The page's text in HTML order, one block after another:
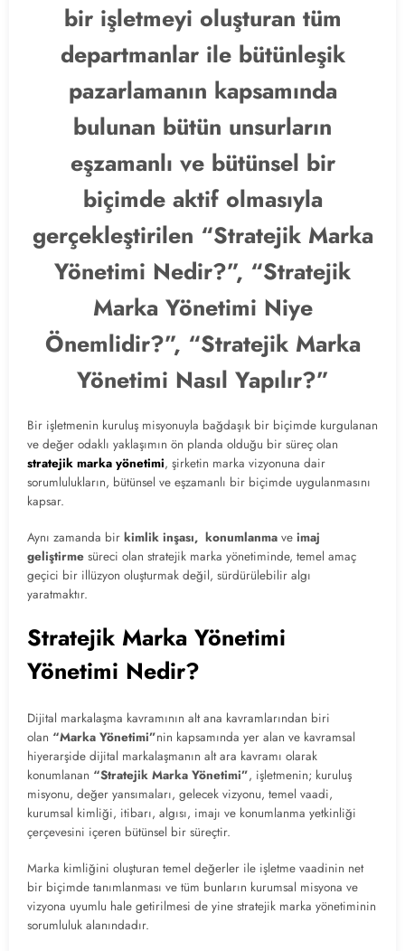
bir işletmeyi oluşturan tüm
departmanlar ile bütünleşik
pazarlamanın kapsamında
bulunan bütün unsurların
eşzamanlı ve bütünsel bir
biçimde aktif olmasıyla
gerçekleştirilen “Stratejik Marka
Yönetimi Nedir?”, “Stratejik
Marka Yönetimi Niye
Önemlidir?”, “Stratejik Marka
Yönetimi Nasıl Yapılır?”
Bir işletmenin kuruluş misyonuyla bağdaşık bir biçimde kurgulanan
ve değer odaklı yaklaşımın ön planda olduğu bir süreç olan
stratejik marka yönetimi, şirketin marka vizyonuna dair
sorumlulukların, bütünsel ve eşzamanlı bir biçimde uygulanmasını
kapsar.
Aynı zamanda bir kimlik inşası, konumlanma ve imaj
geliştirme süreci olan stratejik marka yönetiminde, temel amaç
geçici bir illüzyon oluşturmak değil, sürdürülebilir algı
yaratmaktır.
Stratejik Marka Yönetimi
Yönetimi Nedir?
Dijital markalaşma kavramının alt ana kavramlarından biri
olan “Marka Yönetimi”nin kapsamında yer alan ve kavramsal
hiyerarşide dijital markalaşmanın alt ara kavramı olarak
konumlanan “Stratejik Marka Yönetimi”, işletmenin; kuruluş
misyonu, değer yansımaları, gelecek vizyonu, temel vaadi,
kurumsal kimliği, itibarı, algısı, imajı ve konumlanma yetkinliği
çerçevesini içeren bütünsel bir süreçtir.
Marka kimliğini oluşturan temel değerler ile işletme vaadinin net
bir biçimde tanımlanması ve tüm bunların kurumsal misyona ve
vizyona uyumlu hale getirilmesi de yine stratejik marka yönetiminin
sorumluluk alanındadır.